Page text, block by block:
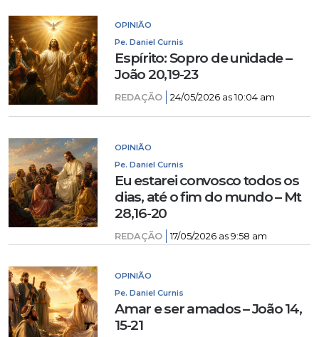
OPINIÃO
Pe. Daniel Curnis
Espírito: Sopro de unidade –
João 20,19-23
REDAÇÃO 24/05/2026 as 10:04 am
OPINIÃO
Pe. Daniel Curnis
Eu estarei convosco todos os
dias, até o fim do mundo – Mt
28,16-20
REDAÇÃO 17/05/2026 as 9:58 am
OPINIÃO
Pe. Daniel Curnis
Amar e ser amados – João 14,
15-21